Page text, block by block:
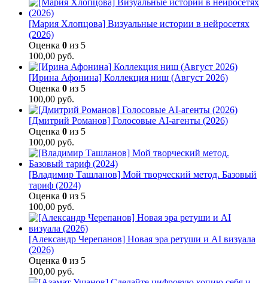
[Мария Хлопцова] Визуальные истории в нейросетях
(2026)
Оценка 0 из 5
100,00 руб.
[Ирина Афонина] Коллекция ниш (Август 2026)
Оценка 0 из 5
100,00 руб.
[Дмитрий Романов] Голосовые AI-агенты (2026)
Оценка 0 из 5
100,00 руб.
[Владимир Ташланов] Мой творческий метод. Базовый
тариф (2024)
Оценка 0 из 5
100,00 руб.
[Александр Черепанов] Новая эра ретуши и AI визуала
(2026)
Оценка 0 из 5
100,00 руб.